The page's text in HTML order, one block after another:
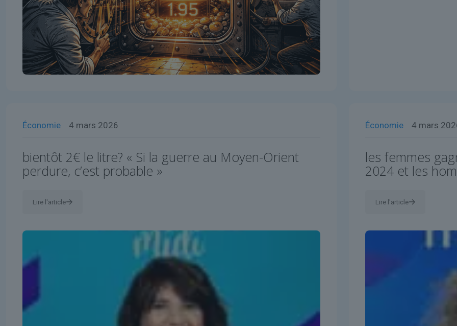
Économie 4 mars 2026
bientôt 2€ le litre? « Si la guerre au Moyen-Orient
perdure, c’est probable »
Lire l'article
Économie 4 mars
les femmes
2024 et les
Lire l'article